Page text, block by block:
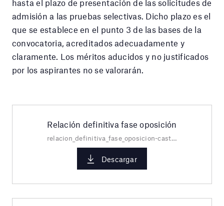
hasta el plazo de presentación de las solicitudes de
admisión a las pruebas selectivas. Dicho plazo es el
que se establece en el punto 3 de las bases de la
convocatoria, acreditados adecuadamente y
claramente. Los méritos aducidos y no justificados
por los aspirantes no se valorarán.
Relación definitiva fase oposición
relacion_definitiva_fase_oposicion-cast.pdf
Descargar